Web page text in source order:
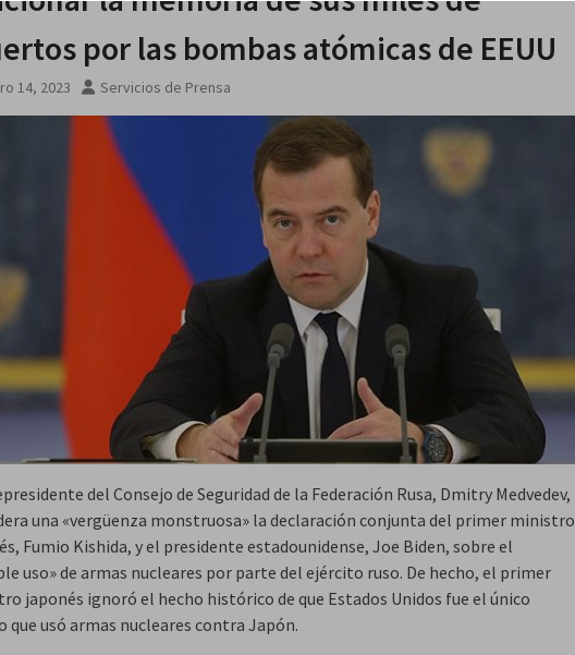
por las bombas atómicas de EEUU
14, 2023 Servicios de Prensa
del Consejo de Seguridad de la Federación Rusa, Dmitry Medvedev,
una «vergüenza monstruosa» la declaración conjunta del primer ministro
Fumio Kishida, y el presidente estadounidense, Joe Biden, sobre el
uso» de armas nucleares por parte del ejército ruso. De hecho, el primer
japonés ignoró el hecho histórico de que Estados Unidos fue el único
que usó armas nucleares contra Japón.